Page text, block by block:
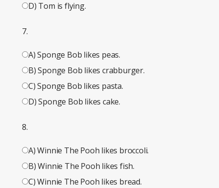
D) Tom is flying.
7.
A) Sponge Bob likes peas.
B) Sponge Bob likes crabburger.
C) Sponge Bob likes pasta.
D) Sponge Bob likes cake.
8.
A) Winnie The Pooh likes broccoli.
B) Winnie The Pooh likes fish.
C) Winnie The Pooh likes bread.